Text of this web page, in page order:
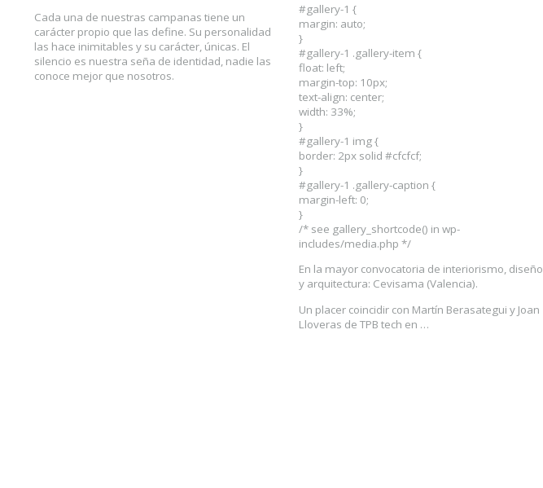
Cada una de nuestras campanas tiene un
carácter propio que las define. Su personalidad
las hace inimitables y su carácter, únicas. El
silencio es nuestra seña de identidad, nadie las
conoce mejor que nosotros.
#gallery-1 {
margin: auto;
}
#gallery-1 .gallery-item {
float: left;
margin-top: 10px;
text-align: center;
width: 33%;
}
#gallery-1 img {
border: 2px solid #cfcfcf;
}
#gallery-1 .gallery-caption {
margin-left: 0;
}
/* see gallery_shortcode() in wp-
includes/media.php */
En la mayor convocatoria de interiorismo, diseño
y arquitectura: Cevisama (Valencia).
Un placer coincidir con Martín Berasategui y Joan
Lloveras de TPB tech en …